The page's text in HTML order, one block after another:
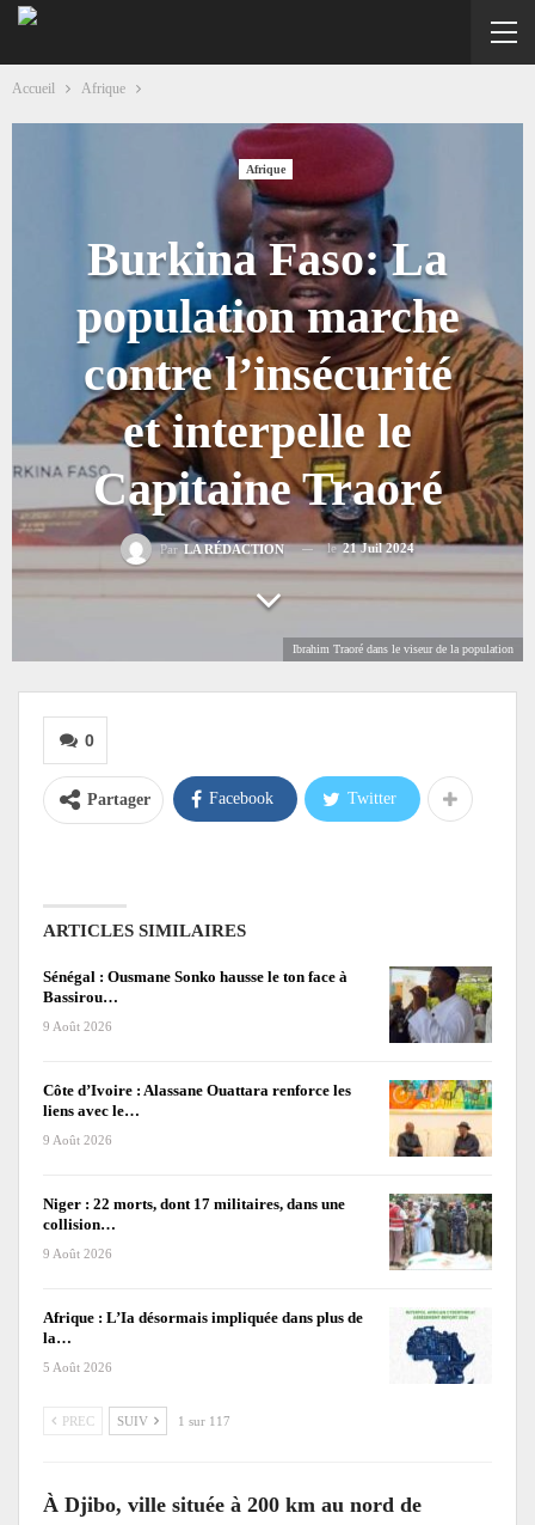
Accueil Afrique
Afrique
Burkina Faso: La
population marche
contre l’insécurité
et interpelle le
Capitaine Traoré
ParLA RÉDACTION le21 Juil 2024
Ibrahim Traoré dans le viseur de la population
0
Partager Facebook Twitter
ARTICLES SIMILAIRES
Sénégal : Ousmane Sonko hausse le ton face à
Bassirou…
9 Août 2026
Côte d’Ivoire : Alassane Ouattara renforce les
liens avec le…
9 Août 2026
Niger : 22 morts, dont 17 militaires, dans une
collision…
9 Août 2026
Afrique : L’Ia désormais impliquée dans plus de
la…
5 Août 2026
PREC SUIV 1 sur 117
À Djibo, ville située à 200 km au nord de